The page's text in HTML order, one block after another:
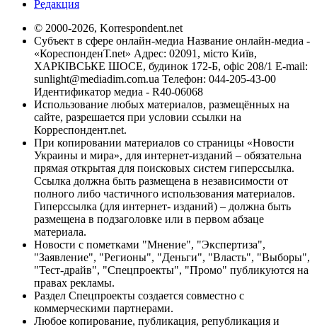
Редакция
© 2000-2026, Korrespondent.net
Субъект в сфере онлайн-медиа Название онлайн-медиа -
«КореспонденТ.net» Адрес: 02091, місто Київ,
ХАРКІВСЬКЕ ШОСЕ, будинок 172-Б, офіс 208/1 E-mail:
sunlight@mediadim.com.ua Телефон: 044-205-43-00
Идентификатор медиа - R40-06068
Использование любых материалов, размещённых на
сайте, разрешается при условии ссылки на
Корреспондент.net.
При копировании материалов со страницы «Новости
Украины и мира», для интернет-изданий – обязательна
прямая открытая для поисковых систем гиперссылка.
Ссылка должна быть размещена в независимости от
полного либо частичного использования материалов.
Гиперссылка (для интернет- изданий) – должна быть
размещена в подзаголовке или в первом абзаце
материала.
Новости с пометками "Мнение", "Экспертиза",
"Заявление", "Регионы", "Деньги", "Власть", "Выборы",
"Тест-драйв", "Спецпроекты", "Промо" публикуются на
правах рекламы.
Раздел Спецпроекты создается совместно с
коммерческими партнерами.
Любое копирование, публикация, републикация и